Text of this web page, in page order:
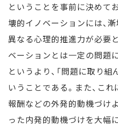
ということを事前に決めて
壊的イノベーションには、
異なる心理的推進力が必要
ベーションとは一定の問題
というより、「問題に取り組
いうことである。また、こ
報酬などの外発的動機づけ
った内発的動機づけを大幅